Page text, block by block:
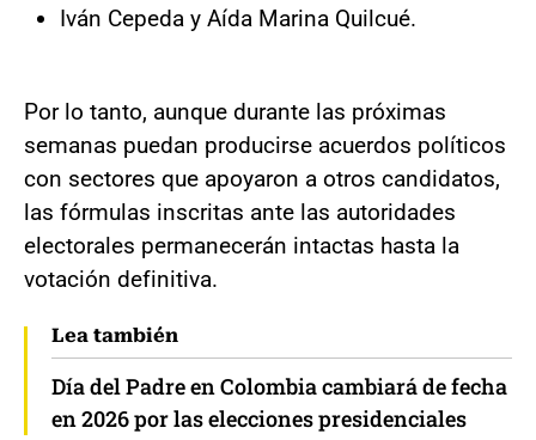
Iván Cepeda y Aída Marina Quilcué.
Por lo tanto, aunque durante las próximas
semanas puedan producirse acuerdos políticos
con sectores que apoyaron a otros candidatos,
las fórmulas inscritas ante las autoridades
electorales permanecerán intactas hasta la
votación definitiva.
Lea también
Día del Padre en Colombia cambiará de fecha
en 2026 por las elecciones presidenciales